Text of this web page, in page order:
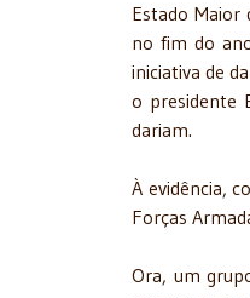
Estado Maior
no fim do
iniciativa de
o presidente
dariam.
À evidência,
Forças
Ora, um